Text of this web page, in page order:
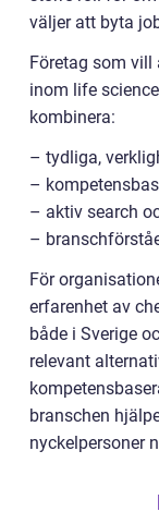
väljer att byta
Företag som vill
inom life
kombinera:
– tydliga,
–
– aktiv search
–
För
erfarenhet av
både i Sverige
relevant
branschen
nyckelpersoner